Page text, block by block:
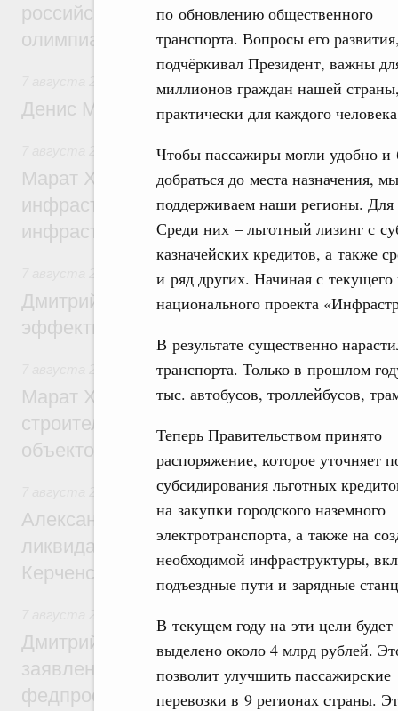
по обновлению общественного
транспорта. Вопросы его
подчёркивал Президент, важны
миллионов граждан нашей
практически для каждого
Чтобы пассажиры могли удобно и
добраться до места назначения, мы
поддерживаем наши регионы. Для
Среди них – льготный лизинг с
казначейских кредитов, а также
и ряд других. Начиная с текущего
национального проекта
В результате существенно
транспорта. Только в прошлом
тыс. автобусов, троллейбусов,
Теперь Правительством принято
распоряжение, которое уточняет
субсидирования льготных
на закупки городского наземного
электротранспорта, а также на
необходимой инфраструктуры,
подъездные пути и зарядные
В текущем году на эти цели будет
выделено около 4 млрд рублей.
позволит улучшить пассажирские
перевозки в 9 регионах страны.
российскую сборную с победой на
олимпиаде по искусственному
Общие вопросы промышленной политики
Денис Мантуров посетил Ярославскую
Бюджеты субъектов Федерации.
Марат Хуснуллин: 15 объектов
инфраструктуры построили и обновили
инфраструктурным кредитам
Развитие сельских территорий
Дмитрий Патрушев: Синхронизация
эффективность поддержки сельских
Экономика городов. Городская среда
Марат Хуснуллин: «Единый заказчик»
строительство и реконструкцию более
объектов
Чрезвычайные ситуации и ликвидация их
Александр Козлов провёл заседание
ликвидации последствий чрезвычайной
Керченском проливе
Дмитрий Чернышенко: Установлен
заявлений от абитуриентов колледжей и
федпроекта «Профессионалитет»